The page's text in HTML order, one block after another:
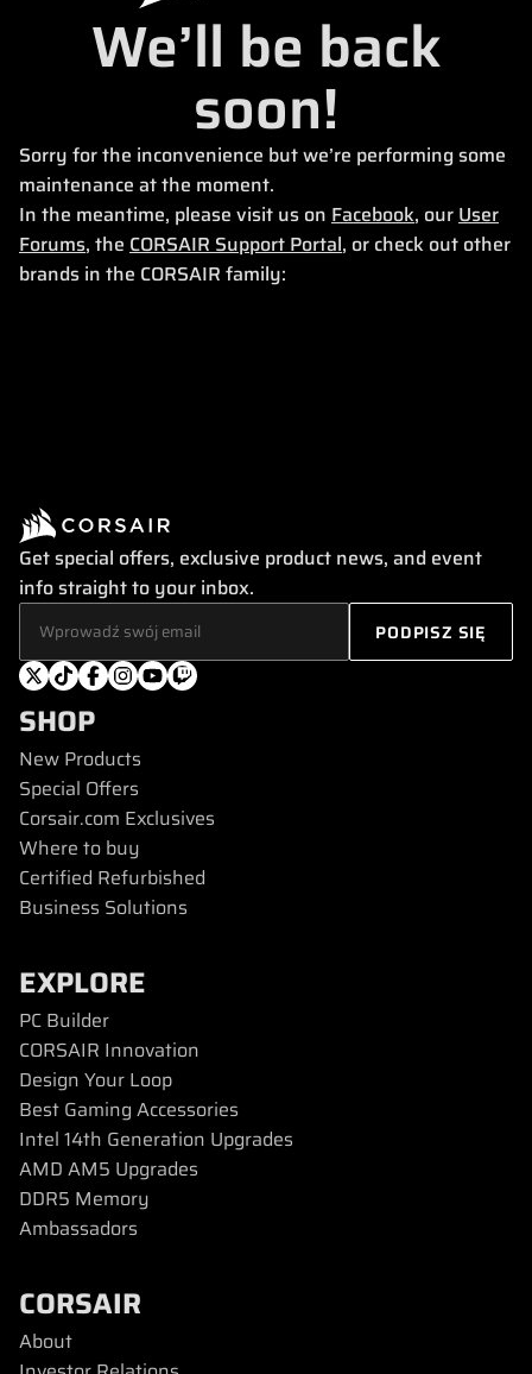
We’ll be back
soon!
Sorry for the inconvenience but we’re performing some
maintenance at the moment.
In the meantime, please visit us on Facebook, our User
Forums, the CORSAIR Support Portal, or check out other
brands in the CORSAIR family:
Get special offers, exclusive product news, and event
info straight to your inbox.
SHOP
New Products
Special Offers
Corsair.com Exclusives
Where to buy
Certified Refurbished
Business Solutions
EXPLORE
PC Builder
CORSAIR Innovation
Design Your Loop
Best Gaming Accessories
Intel 14th Generation Upgrades
AMD AM5 Upgrades
DDR5 Memory
Ambassadors
CORSAIR
About